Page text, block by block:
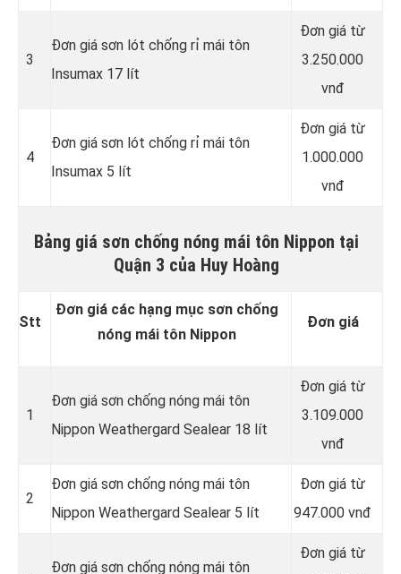
3
Đơn giá sơn lót chống rỉ mái tôn
Insumax 17 lít
Đơn giá từ
3.250.000
vnđ
4
Đơn giá sơn lót chống rỉ mái tôn
Insumax 5 lít
Đơn giá từ
1.000.000
vnđ
Bảng giá sơn chống nóng mái tôn Nippon tại
Quận 3 của Huy Hoàng
Stt
Đơn giá các hạng mục sơn chống
nóng mái tôn Nippon
Đơn giá
1
Đơn giá sơn chống nóng mái tôn
Nippon Weathergard Sealear 18 lít
Đơn giá từ
3.109.000
vnđ
2
Đơn giá sơn chống nóng mái tôn
Nippon Weathergard Sealear 5 lít
Đơn giá từ
947.000 vnđ
Đơn giá sơn chống nóng mái tôn
Đơn giá từ